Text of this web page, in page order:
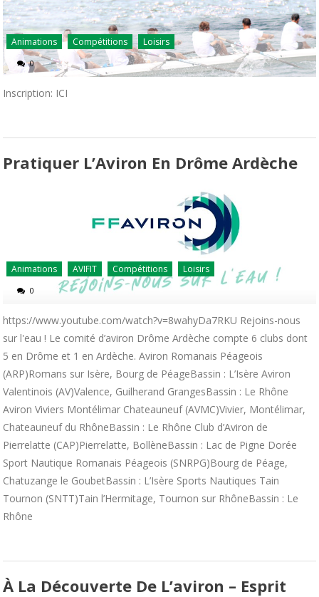
Animations Compétitions Loisirs
0
Inscription: ICI
Pratiquer L’Aviron En Drôme Ardèche
Animations AVIFIT Compétitions Loisirs
0
https://www.youtube.com/watch?v=8wahyDa7RKU Rejoins-nous
sur l'eau ! Le comité d’aviron Drôme Ardèche compte 6 clubs dont
5 en Drôme et 1 en Ardèche. Aviron Romanais Péageois
(ARP)Romans sur Isère, Bourg de PéageBassin : L’Isère Aviron
Valentinois (AV)Valence, Guilherand GrangesBassin : Le Rhône
Aviron Viviers Montélimar Chateauneuf (AVMC)Vivier, Montélimar,
Chateauneuf du RhôneBassin : Le Rhône Club d’Aviron de
Pierrelatte (CAP)Pierrelatte, BollèneBassin : Lac de Pigne Dorée
Sport Nautique Romanais Péageois (SNRPG)Bourg de Péage,
Chatuzange le GoubetBassin : L’Isère Sports Nautiques Tain
Tournon (SNTT)Tain l’Hermitage, Tournon sur RhôneBassin : Le
Rhône
À La Découverte De L’aviron – Esprit